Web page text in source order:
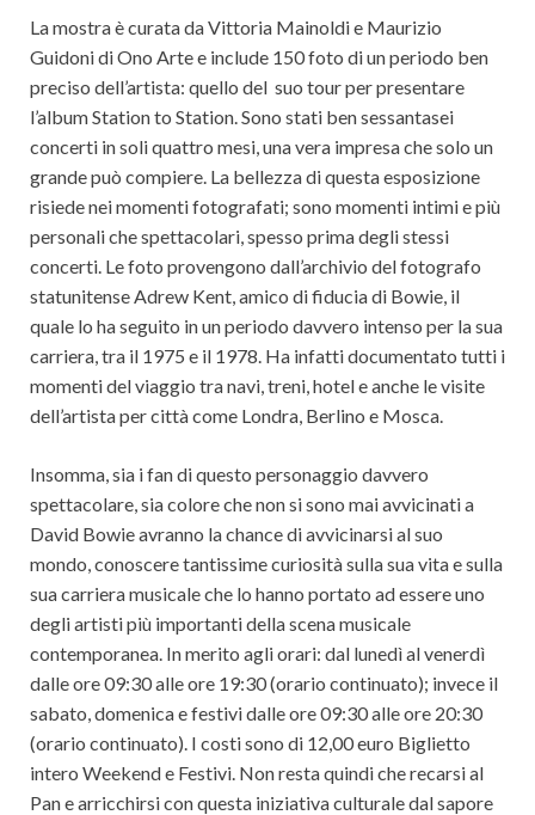
La mostra è curata da Vittoria Mainoldi e Maurizio
Guidoni di Ono Arte e include 150 foto di un periodo ben
preciso dell’artista: quello del suo tour per presentare
l’album Station to Station. Sono stati ben sessantasei
concerti in soli quattro mesi, una vera impresa che solo un
grande può compiere. La bellezza di questa esposizione
risiede nei momenti fotografati; sono momenti intimi e più
personali che spettacolari, spesso prima degli stessi
concerti. Le foto provengono dall’archivio del fotografo
statunitense Adrew Kent, amico di fiducia di Bowie, il
quale lo ha seguito in un periodo davvero intenso per la sua
carriera, tra il 1975 e il 1978. Ha infatti documentato tutti i
momenti del viaggio tra navi, treni, hotel e anche le visite
dell’artista per città come Londra, Berlino e Mosca.
Insomma, sia i fan di questo personaggio davvero
spettacolare, sia colore che non si sono mai avvicinati a
David Bowie avranno la chance di avvicinarsi al suo
mondo, conoscere tantissime curiosità sulla sua vita e sulla
sua carriera musicale che lo hanno portato ad essere uno
degli artisti più importanti della scena musicale
contemporanea. In merito agli orari: dal lunedì al venerdì
dalle ore 09:30 alle ore 19:30 (orario continuato); invece il
sabato, domenica e festivi dalle ore 09:30 alle ore 20:30
(orario continuato). I costi sono di 12,00 euro Biglietto
intero Weekend e Festivi. Non resta quindi che recarsi al
Pan e arricchirsi con questa iniziativa culturale dal sapore